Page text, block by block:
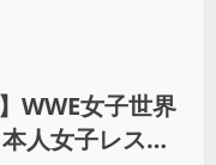
WWE女子世界
人女子レスラ